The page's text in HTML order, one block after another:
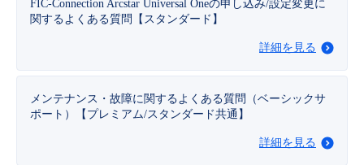
- Flexible Remote Access
FIC-Connection Arcstar Universal Oneの申し込み/設定変更に
関するよくある質問【スタンダード】
詳細を見る
メンテナンス・故障に関するよくある質問（ベーシックサ
ポート）【プレミアム/スタンダード共通】
詳細を見る